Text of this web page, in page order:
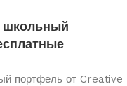
школьный
портфель от Creative